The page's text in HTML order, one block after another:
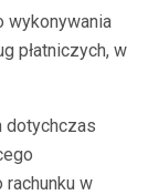
wykonywania
płatniczych, w
dotychczas
w